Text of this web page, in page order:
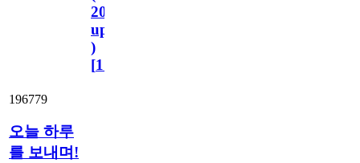
2023.11.1
update
)
[110
196779
오늘 하루
를 보내며!